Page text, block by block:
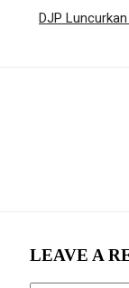
DJP
LEAVE A